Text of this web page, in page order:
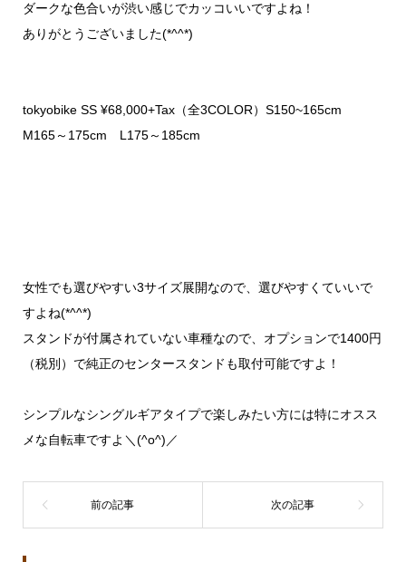
ダークな色合いが渋い感じでカッコいいですよね！
ありがとうございました(*^^*)
tokyobike SS ¥68,000+Tax（全3COLOR）S150~165cm
M165～175cm L175～185cm
女性でも選びやすい3サイズ展開なので、選びやすくていいで
すよね(*^^*)
スタンドが付属されていない車種なので、オプションで1400円
（税別）で純正のセンタースタンドも取付可能ですよ！
シンプルなシングルギアタイプで楽しみたい方には特にオスス
メな自転車ですよ＼(^o^)／